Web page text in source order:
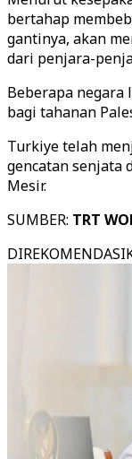
bertahap
gantinya, akan
dari penjara-
Beberapa
bagi tahanan
Turkiye telah
gencatan senjata
Mesir.
SUMBER: TRT